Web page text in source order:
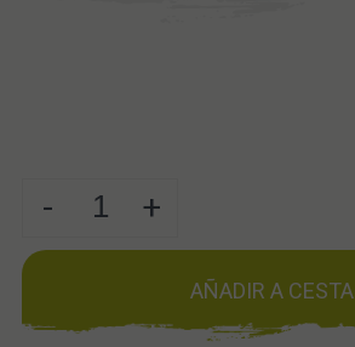
- +
AÑADIR A CESTA